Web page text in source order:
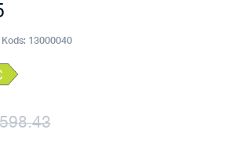
Kods: 13000040